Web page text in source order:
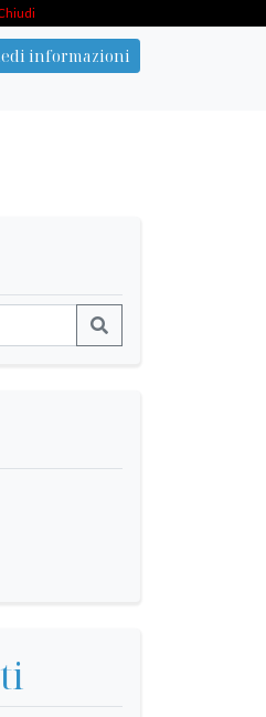
informazioni